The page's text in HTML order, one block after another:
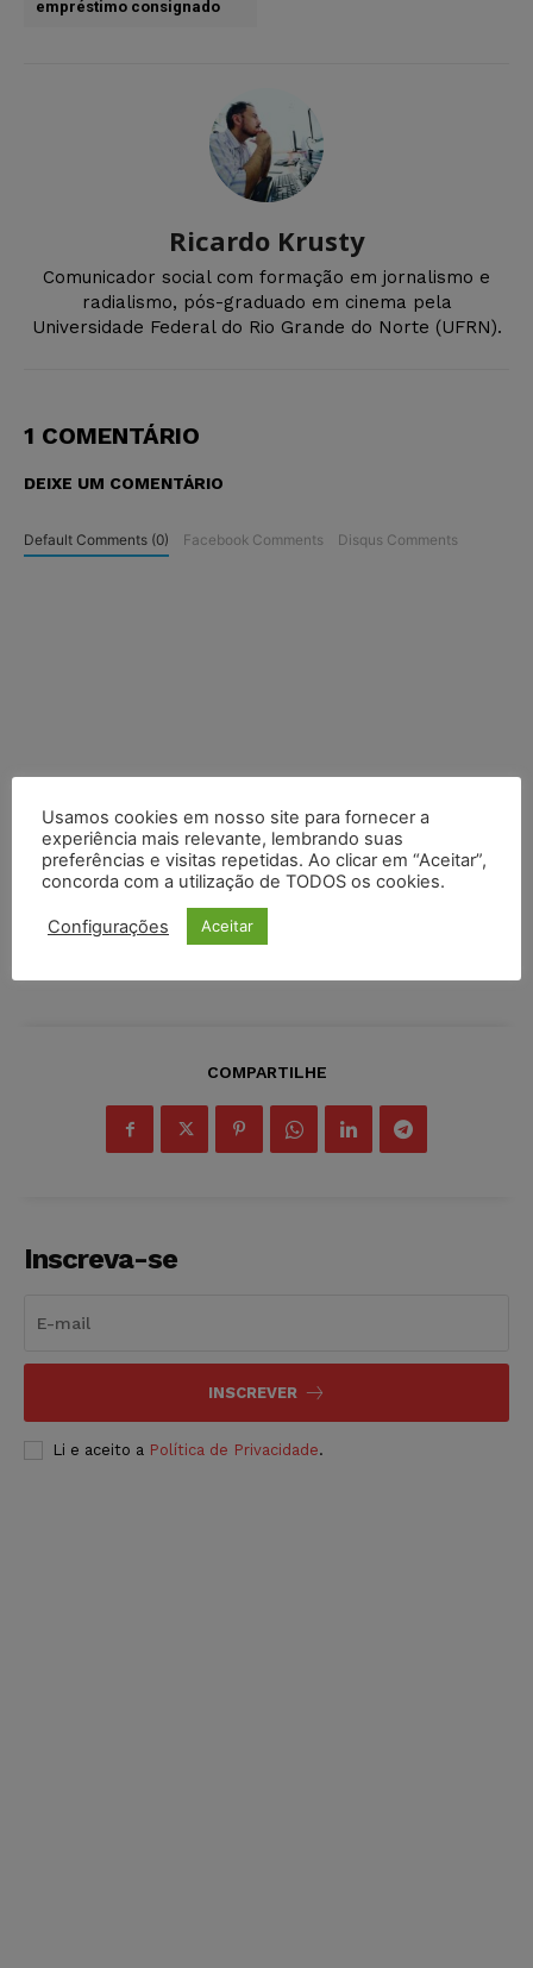
empréstimo consignado
Ricardo Krusty
Comunicador social com formação em jornalismo e
radialismo, pós-graduado em cinema pela
Universidade Federal do Rio Grande do Norte (UFRN).
1 COMENTÁRIO
DEIXE UM COMENTÁRIO
Default Comments (0) Facebook Comments Disqus Comments
COMPARTILHE
Inscreva-se
INSCREVER
Li e aceito a Política de Privacidade.
Usamos cookies em nosso site para fornecer a
experiência mais relevante, lembrando suas
preferências e visitas repetidas. Ao clicar em “Aceitar”,
concorda com a utilização de TODOS os cookies.
Configurações Aceitar